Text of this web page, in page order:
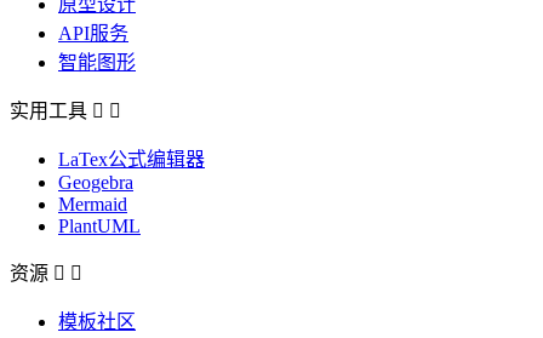
API服务
智能图形
实用工具  
LaTex公式编辑器
Geogebra
Mermaid
PlantUML
资源  
模板社区